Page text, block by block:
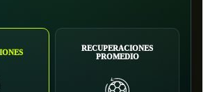
RECUPERACIONES
PROMEDIO